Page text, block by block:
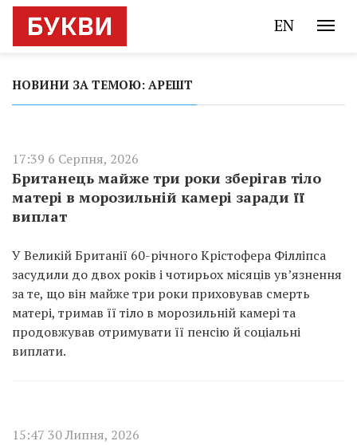
EN
НОВИНИ ЗА ТЕМОЮ: АРЕШТ
17:39 6 Серпня, 2026
Британець майже три роки зберігав тіло
матері в морозильній камері заради її
виплат
У Великій Британії 60-річного Крістофера Філліпса
засудили до двох років і чотирьох місяців ув’язнення
за те, що він майже три роки приховував смерть
матері, тримав її тіло в морозильній камері та
продовжував отримувати її пенсію й соціальні
виплати.
15:47 30 Липня, 2026